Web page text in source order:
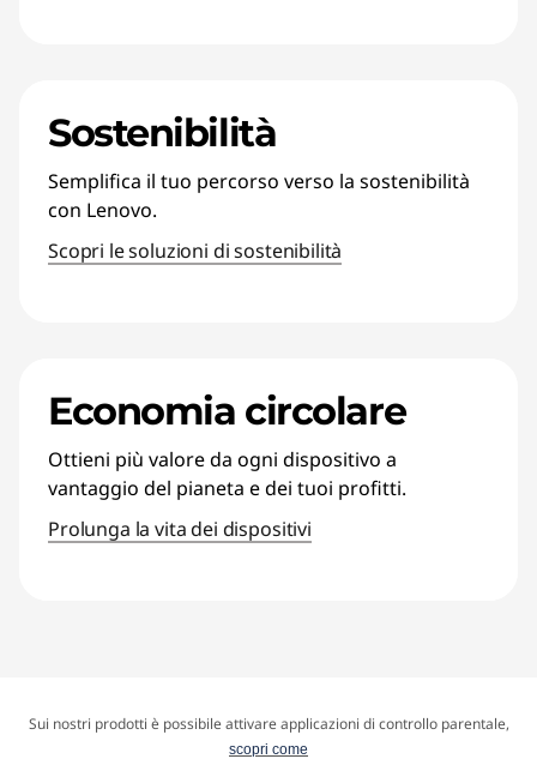
Sostenibilità
Semplifica il tuo percorso verso la sostenibilità
con Lenovo.
Scopri le soluzioni di sostenibilità
Economia circolare
Ottieni più valore da ogni dispositivo a
vantaggio del pianeta e dei tuoi profitti.
Prolunga la vita dei dispositivi
Sui nostri prodotti è possibile attivare applicazioni di controllo parentale,
scopri come